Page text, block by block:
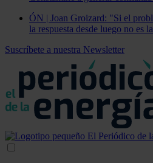
ÓN | Joan Groizard: "Si el
la respuesta desde luego no es
Suscríbete a nuestra Newsletter